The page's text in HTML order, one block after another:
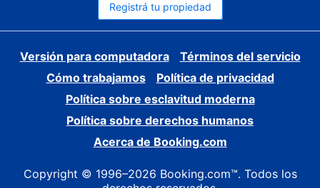
Registrá tu propiedad
Versión para computadora
Términos del servicio
Cómo trabajamos
Política de privacidad
Política sobre esclavitud moderna
Política sobre derechos humanos
Acerca de Booking.com
Copyright © 1996–2026 Booking.com™. Todos los